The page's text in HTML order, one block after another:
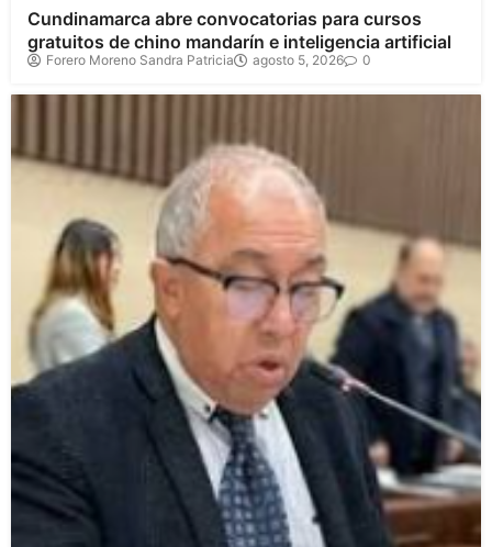
Cundinamarca abre convocatorias para cursos
gratuitos de chino mandarín e inteligencia artificial
Forero Moreno Sandra Patricia agosto 5, 2026 0